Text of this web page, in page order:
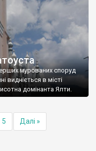
мурованих споруд
видніється в місті
домінанта Ялти.
5 Далі »